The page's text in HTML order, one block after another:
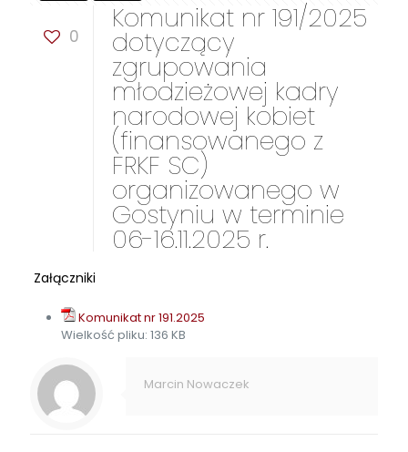
0
Komunikat nr 191/2025
dotyczący
zgrupowania
młodzieżowej kadry
narodowej kobiet
(finansowanego z
FRKF SC)
organizowanego w
Gostyniu w terminie
06-16.11.2025 r.
Załączniki
Komunikat nr 191.2025
Wielkość pliku: 136 KB
Marcin Nowaczek